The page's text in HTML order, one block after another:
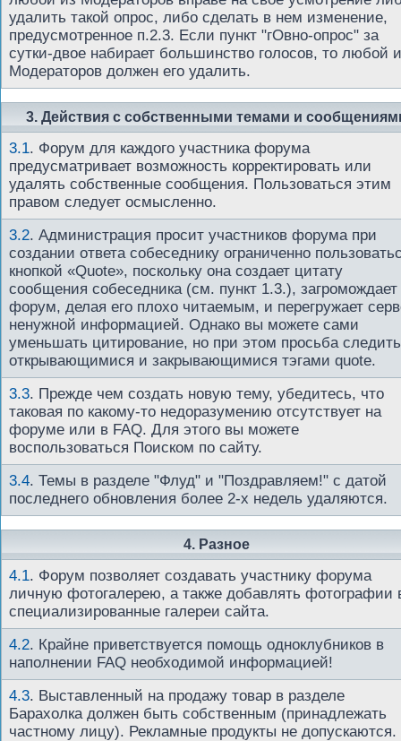
удалить такой опрос, либо сделать в нем изменение,
предусмотренное п.2.3. Если пункт "гОвно-опрос" за
сутки-двое набирает большинство голосов, то любой
Модераторов должен его удалить.
3. Действия с собственными темами и
3.1. Форум для каждого участника форума
предусматривает возможность корректировать или
удалять собственные сообщения. Пользоваться этим
правом следует осмысленно.
3.2. Администрация просит участников форума при
создании ответа собеседнику ограниченно
кнопкой «Quote», поскольку она создает цитату
сообщения собеседника (см. пункт 1.3.), загромождает
форум, делая его плохо читаемым, и перегружает
ненужной информацией. Однако вы можете сами
уменьшать цитирование, но при этом просьба
открывающимися и закрывающимися тэгами quote.
3.3. Прежде чем создать новую тему, убедитесь, что
таковая по какому-то недоразумению отсутствует на
форуме или в FAQ. Для этого вы можете
воспользоваться Поиском по сайту.
3.4. Темы в разделе "Флуд" и "Поздравляем!" с датой
последнего обновления более 2-х недель удаляются.
4. Разное
4.1. Форум позволяет создавать участнику форума
личную фотогалерею, а также добавлять фотографии
специализированные галереи сайта.
4.2. Крайне приветствуется помощь одноклубников в
наполнении FAQ необходимой информацией!
4.3. Выставленный на продажу товар в разделе
Барахолка должен быть собственным (принадлежать
частному лицу). Рекламные продукты не допускаются.